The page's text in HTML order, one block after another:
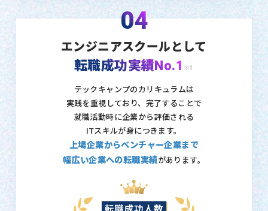
04
エンジニアスクールとして
転職成功実績No.1 ※1
テックキャンプのカリキュラムは
実践を重視しており、 完了することで
就職活動時に企業から評価される
ITスキルが身につきます。
上場企業からベンチャー企業まで
幅広い企業への転職実績があります。